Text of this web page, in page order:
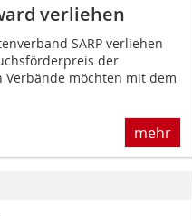
verliehen
SARP verliehen
der
möchten mit dem
mehr